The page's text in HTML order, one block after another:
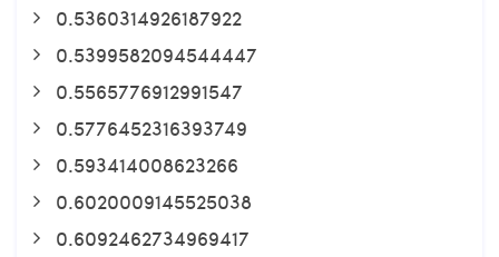
0.5360314926187922
0.5399582094544447
0.5565776912991547
0.5776452316393749
0.593414008623266
0.6020009145525038
0.6092462734969417